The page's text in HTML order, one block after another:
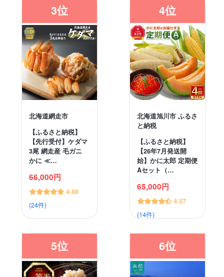
3位
北海道網走市
【ふるさと納税】
【先行受付】ケダマ
3尾 網走産 毛ガニ
かに ≪…
66,000円
4.88
(24件)
4位
北海道旭川市 ふるさ
と納税
【ふるさと納税】
【26年7月発送開
始】かに太郎 定期便
Aセット（…
65,000円
4.57
(14件)
5位 6位